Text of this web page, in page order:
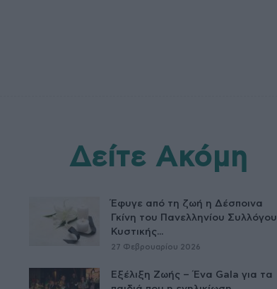
Δείτε Ακόμη
Έφυγε από τη ζωή η Δέσποινα
Γκίνη του Πανελληνίου Συλλόγου
Κυστικής...
27 Φεβρουαρίου 2026
Εξέλιξη Ζωής – Ένα Gala για τα